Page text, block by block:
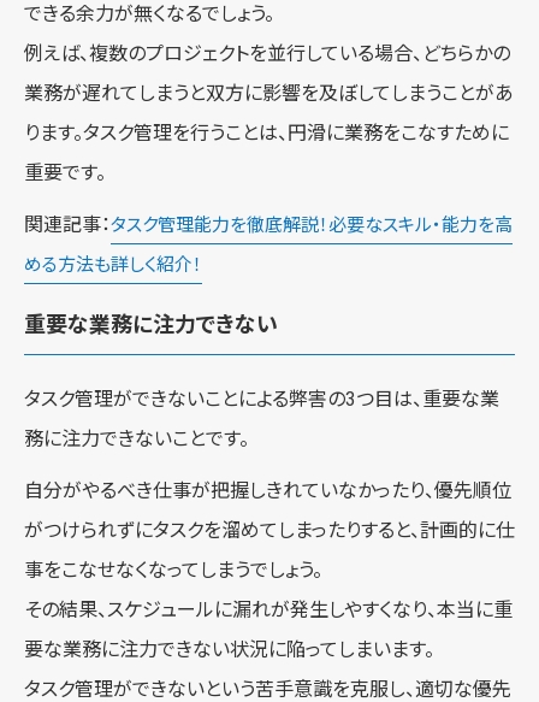
できる余力が無くなるでしょう。
例えば、複数のプロジェクトを並行している場合、どちらかの
業務が遅れてしまうと双方に影響を及ぼしてしまうことがあ
ります。タスク管理を行うことは、円滑に業務をこなすために
重要です。
関連記事：タスク管理能力を徹底解説！必要なスキル・能力を高
める方法も詳しく紹介！
重要な業務に注力できない
タスク管理ができないことによる弊害の3つ目は、重要な業
務に注力できないことです。
自分がやるべき仕事が把握しきれていなかったり、優先順位
がつけられずにタスクを溜めてしまったりすると、計画的に仕
事をこなせなくなってしまうでしょう。
その結果、スケジュールに漏れが発生しやすくなり、本当に重
要な業務に注力できない状況に陥ってしまいます。
タスク管理ができないという苦手意識を克服し、適切な優先